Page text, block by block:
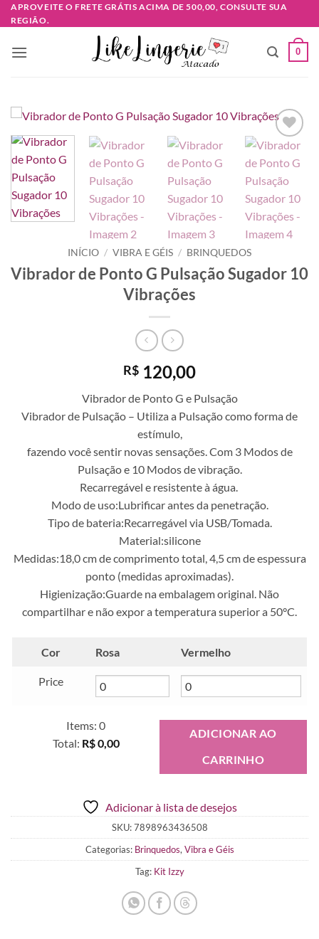
Skip
to
APROVEITE O FRETE GRÁTIS ACIMA DE 500,00, CONSULTE SUA
REGIÃO.
0
Adicionar
à lista de
desejos
INÍCIO / VIBRA E GÉIS / BRINQUEDOS
Vibrador de Ponto G Pulsação Sugador 10
Vibrações
R$ 120,00
Vibrador de Ponto G e Pulsação
Vibrador de Pulsação – Utiliza a Pulsação como forma de
estímulo,
fazendo você sentir novas sensações. Com 3 Modos de
Pulsação e 10 Modos de vibração.
Recarregável e resistente à água.
Modo de uso:Lubrificar antes da penetração.
Tipo de bateria:Recarregável via USB/Tomada.
Material:silicone
Medidas:18,0 cm de comprimento total, 4,5 cm de espessura
ponto (medidas aproximadas).
Higienização:Guarde na embalagem original. Não
compartilhar e não expor a temperatura superior a 50°C.
Cor Rosa Vermelho
Price
Items: 0
Total: R$ 0,00
R$ 0,00
ADICIONAR AO
CARRINHO
Adicionar à lista de desejos
SKU:7898963436508
Categorias: Brinquedos, Vibra e Géis
Tag: Kit Izzy